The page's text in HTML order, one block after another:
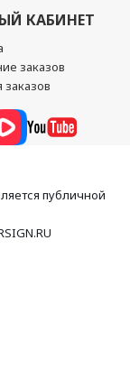
КАБИНЕТ
заказов
заказов
публичной